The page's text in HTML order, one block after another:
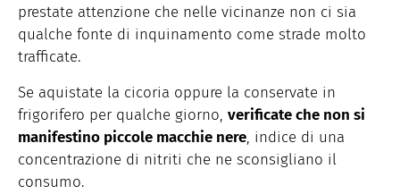
prestate attenzione che nelle vicinanze non ci sia
qualche fonte di inquinamento come strade molto
trafficate.
Se aquistate la cicoria oppure la conservate in
frigorifero per qualche giorno, verificate che non si
manifestino piccole macchie nere, indice di una
concentrazione di nitriti che ne sconsigliano il
consumo.